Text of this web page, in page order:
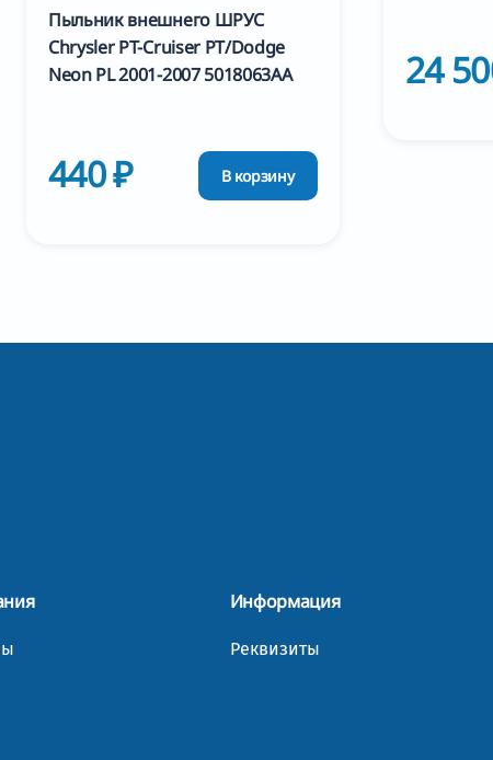
Пыльник внешнего ШРУС
Chrysler PT-Cruiser PT/Dodge
Neon PL 2001-2007 5018063AA
440 ₽ В корзину
24
Информация
Реквизиты